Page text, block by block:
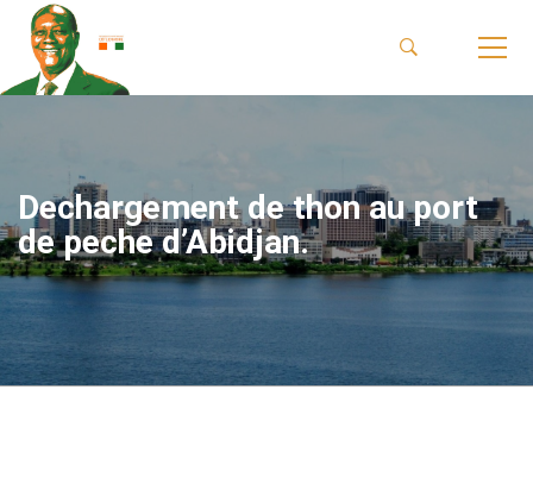
Dechargement de thon au port
de peche d’Abidjan.